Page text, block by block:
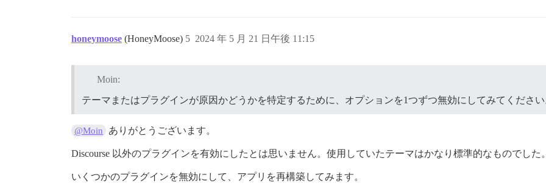
honeymoose (HoneyMoose) 2024 年 5 月 21 日午後 11:15
5
Moin:
テーマまたはプラグインが原因かどうかを特定するために、オプションを1つずつ無効にしてみてください
@Moin ありがとうございます。
Discourse 以外のプラグインを有効にしたとは思いません。使用していたテーマはかなり標準的なものでした。
いくつかのプラグインを無効にして、アプリを再構築してみます。